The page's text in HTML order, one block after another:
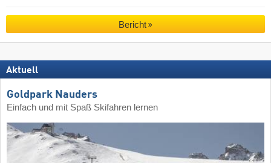
Bericht
Aktuell
Goldpark Nauders
Einfach und mit Spaß Skifahren lernen